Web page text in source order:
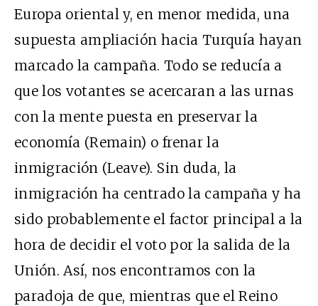
Europa oriental y, en menor medida, una
supuesta ampliación hacia Turquía hayan
marcado la campaña. Todo se reducía a
que los votantes se acercaran a las urnas
con la mente puesta en preservar la
economía (Remain) o frenar la
inmigración (Leave). Sin duda, la
inmigración ha centrado la campaña y ha
sido probablemente el factor principal a la
hora de decidir el voto por la salida de la
Unión. Así, nos encontramos con la
paradoja de que, mientras que el Reino